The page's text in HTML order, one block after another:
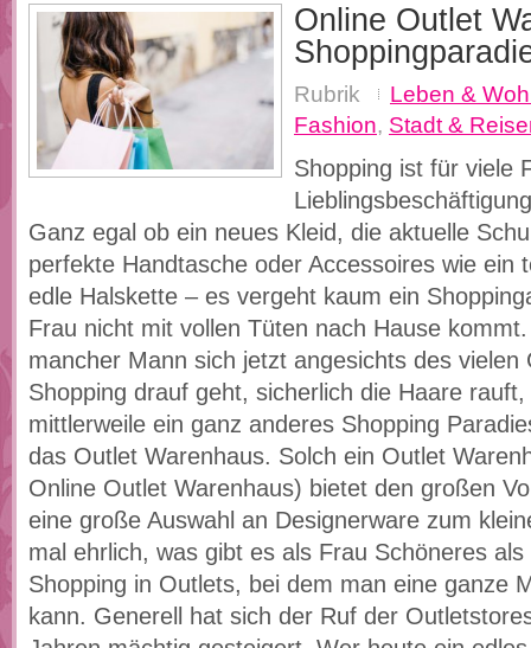
Online Outlet
Rubrik
Leben &
Fashion, Stadt &
Shopping ist für viele
Ganz egal ob ein neues Kleid, die aktuelle
perfekte Handtasche oder Accessoires wie ein
edle Halskette – es vergeht kaum ein
Frau nicht mit vollen Tüten nach Hause
mancher Mann sich jetzt angesichts des vielen
Shopping drauf geht, sicherlich die Haare
mittlerweile ein ganz anderes Shopping
das Outlet Warenhaus. Solch ein Outlet
Online Outlet Warenhaus) bietet den großen
eine große Auswahl an Designerware zum
mal ehrlich, was gibt es als Frau Schöneres
Shopping in Outlets, bei dem man eine ganze
kann. Generell hat sich der Ruf der